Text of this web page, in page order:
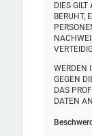
DIES
BERUHT,
WERDEN
GEGEN
DAS
DATEN